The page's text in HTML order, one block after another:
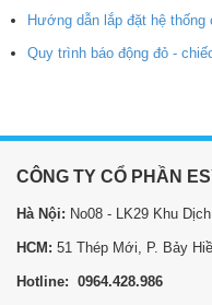
Hướng dẫn lắp đặt hệ thống
Quy trình báo động đỏ -
CÔNG TY CỔ PHẦN
Hà Nội: No08 - LK29 Khu
HCM: 51 Thép Mới, P. Bảy
Hotline: 0964.428.986